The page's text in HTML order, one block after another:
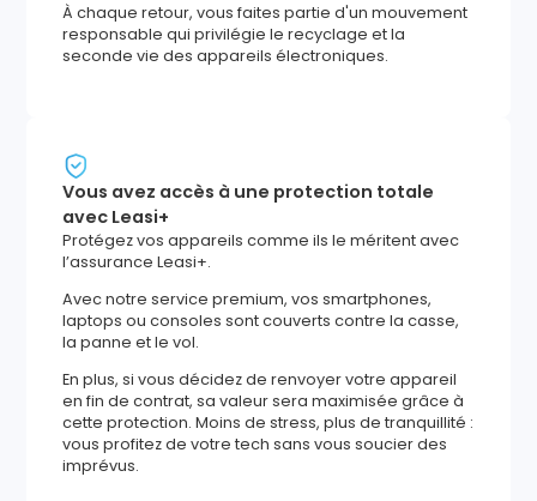
À chaque retour, vous faites partie d'un mouvement
responsable qui privilégie le recyclage et la
seconde vie des appareils électroniques.
Vous avez accès à une protection totale
avec Leasi+
Protégez vos appareils comme ils le méritent avec
l’assurance Leasi+.
Avec notre service premium, vos smartphones,
laptops ou consoles sont couverts contre la casse,
la panne et le vol.
En plus, si vous décidez de renvoyer votre appareil
en fin de contrat, sa valeur sera maximisée grâce à
cette protection. Moins de stress, plus de tranquillité :
vous profitez de votre tech sans vous soucier des
imprévus.